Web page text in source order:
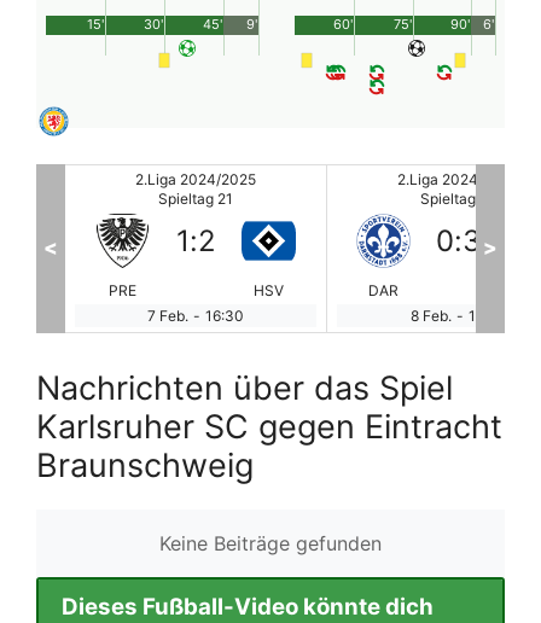
45'
15' 30' 9' 90'
60' 75' 6'
2.Liga 2024/2025
Spieltag 21
DAR
0:3
ELV
8 Feb. - 11:00
2.Liga 2024/2025
Spieltag 21
MAG
3:4
8 Feb. - 11:00
< >
Nachrichten über das Spiel
Karlsruher SC gegen Eintracht
Braunschweig
Keine Beiträge gefunden
Dieses Fußball-Video könnte dich